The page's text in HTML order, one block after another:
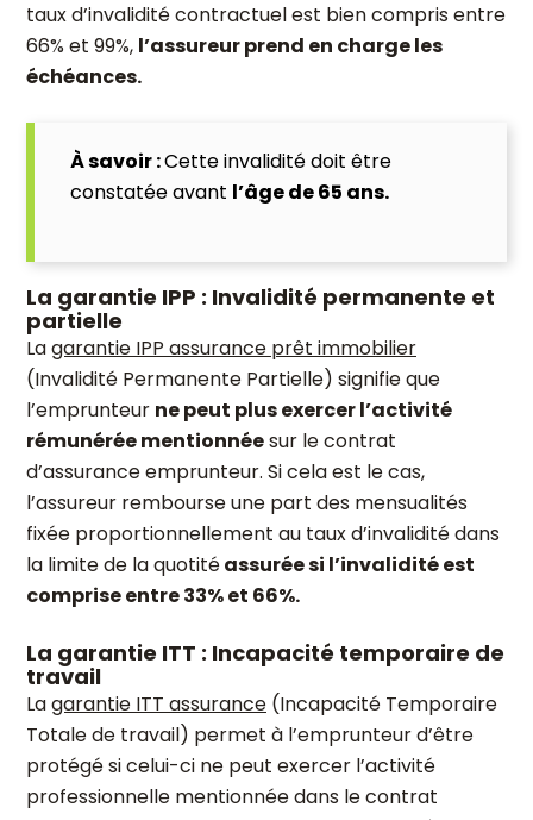
taux d’invalidité contractuel est bien compris entre
66% et 99%, l’assureur prend en charge les
échéances.
À savoir :Cette invalidité doit être
constatée avant l’âge de 65 ans.
La garantie IPP : Invalidité permanente et
partielle
Lagarantie IPP assurance prêt immobilier
(Invalidité Permanente Partielle) signifie que
l’emprunteur ne peut plus exercer l’activité
rémunérée mentionnéesur le contrat
d’assurance emprunteur. Si cela est le cas,
l’assureur rembourse une part des mensualités
fixée proportionnellement au taux d’invalidité dans
la limite de la quotitéassurée si l’invalidité est
comprise entre 33% et 66%.
La garantie ITT : Incapacité temporaire de
travail
Lagarantie ITT assurance (Incapacité Temporaire
Totale de travail) permet à l’emprunteur d’être
protégé si celui-ci ne peut exercer l’activité
professionnelle mentionnée dans le contrat